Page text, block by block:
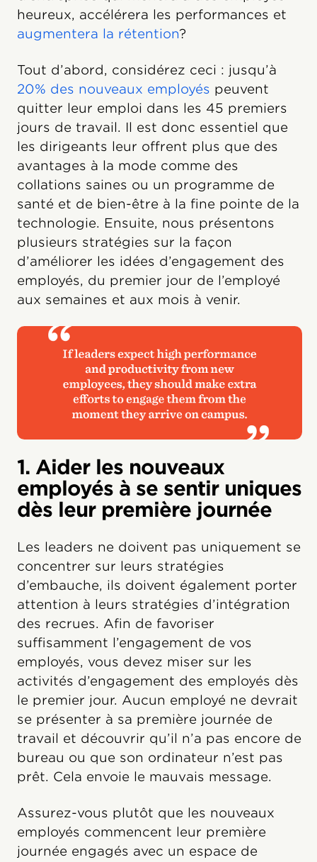
heureux, accélérera les performances et
augmentera la rétention?
Tout d’abord, considérez ceci : jusqu’à
20% des nouveaux employés peuvent
quitter leur emploi dans les 45 premiers
jours de travail. Il est donc essentiel que
les dirigeants leur offrent plus que des
avantages à la mode comme des
collations saines ou un programme de
santé et de bien-être à la fine pointe de la
technologie. Ensuite, nous présentons
plusieurs stratégies sur la façon
d’améliorer les idées d’engagement des
employés, du premier jour de l’employé
aux semaines et aux mois à venir.
1. Aider les nouveaux
employés à se sentir uniques
dès leur première journée
Les leaders ne doivent pas uniquement se
concentrer sur leurs stratégies
d’embauche, ils doivent également porter
attention à leurs stratégies d’intégration
des recrues. Afin de favoriser
suffisamment l’engagement de vos
employés, vous devez miser sur les
activités d’engagement des employés dès
le premier jour. Aucun employé ne devrait
se présenter à sa première journée de
travail et découvrir qu’il n’a pas encore de
bureau ou que son ordinateur n’est pas
prêt. Cela envoie le mauvais message.
Assurez-vous plutôt que les nouveaux
employés commencent leur première
journée engagés avec un espace de